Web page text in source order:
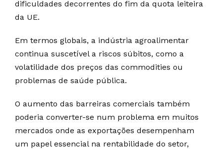
dificuldades decorrentes do fim da quota leiteira
da UE.
Em termos globais, a indústria agroalimentar
continua suscetível a riscos súbitos, como a
volatilidade dos preços das commodities ou
problemas de saúde pública.
O aumento das barreiras comerciais também
poderia converter-se num problema em muitos
mercados onde as exportações desempenham
um papel essencial na rentabilidade do setor,